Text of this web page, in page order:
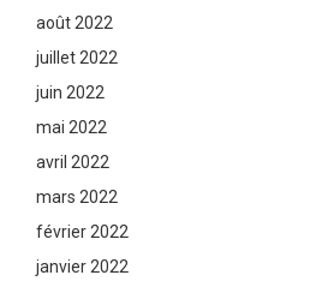
août 2022
juillet 2022
juin 2022
mai 2022
avril 2022
mars 2022
février 2022
janvier 2022